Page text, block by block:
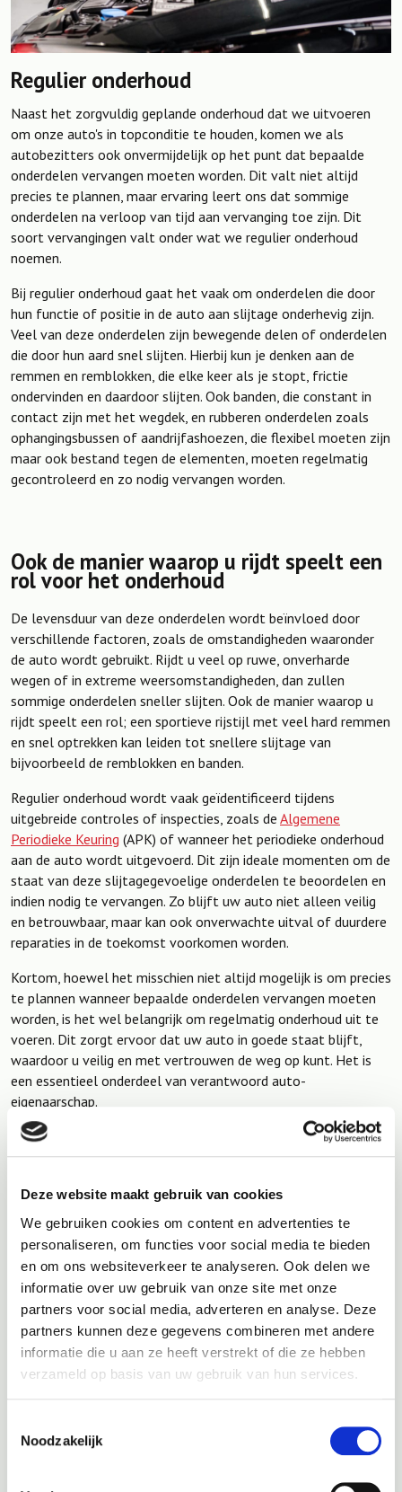
Deze website maakt gebruik van cookies
We gebruiken cookies om content en advertenties te
personaliseren, om functies voor social media te bieden
en om ons websiteverkeer te analyseren. Ook delen we
informatie over uw gebruik van onze site met onze
partners voor social media, adverteren en analyse. Deze
partners kunnen deze gegevens combineren met andere
informatie die u aan ze heeft verstrekt of die ze hebben
verzameld op basis van uw gebruik van hun services.
Noodzakelijk
Regulier onderhoud
Naast het zorgvuldig geplande onderhoud dat we uitvoeren
om onze auto's in topconditie te houden, komen we als
autobezitters ook onvermijdelijk op het punt dat bepaalde
onderdelen vervangen moeten worden. Dit valt niet altijd
precies te plannen, maar ervaring leert ons dat sommige
onderdelen na verloop van tijd aan vervanging toe zijn. Dit
soort vervangingen valt onder wat we regulier onderhoud
noemen.
Bij regulier onderhoud gaat het vaak om onderdelen die door
hun functie of positie in de auto aan slijtage onderhevig zijn.
Veel van deze onderdelen zijn bewegende delen of onderdelen
die door hun aard snel slijten. Hierbij kun je denken aan de
remmen en remblokken, die elke keer als je stopt, frictie
ondervinden en daardoor slijten. Ook banden, die constant in
contact zijn met het wegdek, en rubberen onderdelen zoals
ophangingsbussen of aandrijfashoezen, die flexibel moeten zijn
maar ook bestand tegen de elementen, moeten regelmatig
gecontroleerd en zo nodig vervangen worden.
Ook de manier waarop u rijdt speelt een
rol voor het onderhoud
De levensduur van deze onderdelen wordt beïnvloed door
verschillende factoren, zoals de omstandigheden waaronder
de auto wordt gebruikt. Rijdt u veel op ruwe, onverharde
wegen of in extreme weersomstandigheden, dan zullen
sommige onderdelen sneller slijten. Ook de manier waarop u
rijdt speelt een rol; een sportieve rijstijl met veel hard remmen
en snel optrekken kan leiden tot snellere slijtage van
bijvoorbeeld de remblokken en banden.
Regulier onderhoud wordt vaak geïdentificeerd tijdens
uitgebreide controles of inspecties, zoals de Algemene
Periodieke Keuring (APK) of wanneer het periodieke onderhoud
aan de auto wordt uitgevoerd. Dit zijn ideale momenten om de
staat van deze slijtagegevoelige onderdelen te beoordelen en
indien nodig te vervangen. Zo blijft uw auto niet alleen veilig
en betrouwbaar, maar kan ook onverwachte uitval of duurdere
reparaties in de toekomst voorkomen worden.
Kortom, hoewel het misschien niet altijd mogelijk is om precies
te plannen wanneer bepaalde onderdelen vervangen moeten
worden, is het wel belangrijk om regelmatig onderhoud uit te
voeren. Dit zorgt ervoor dat uw auto in goede staat blijft,
waardoor u veilig en met vertrouwen de weg op kunt. Het is
een essentieel onderdeel van verantwoord auto-
eigenaarschap.